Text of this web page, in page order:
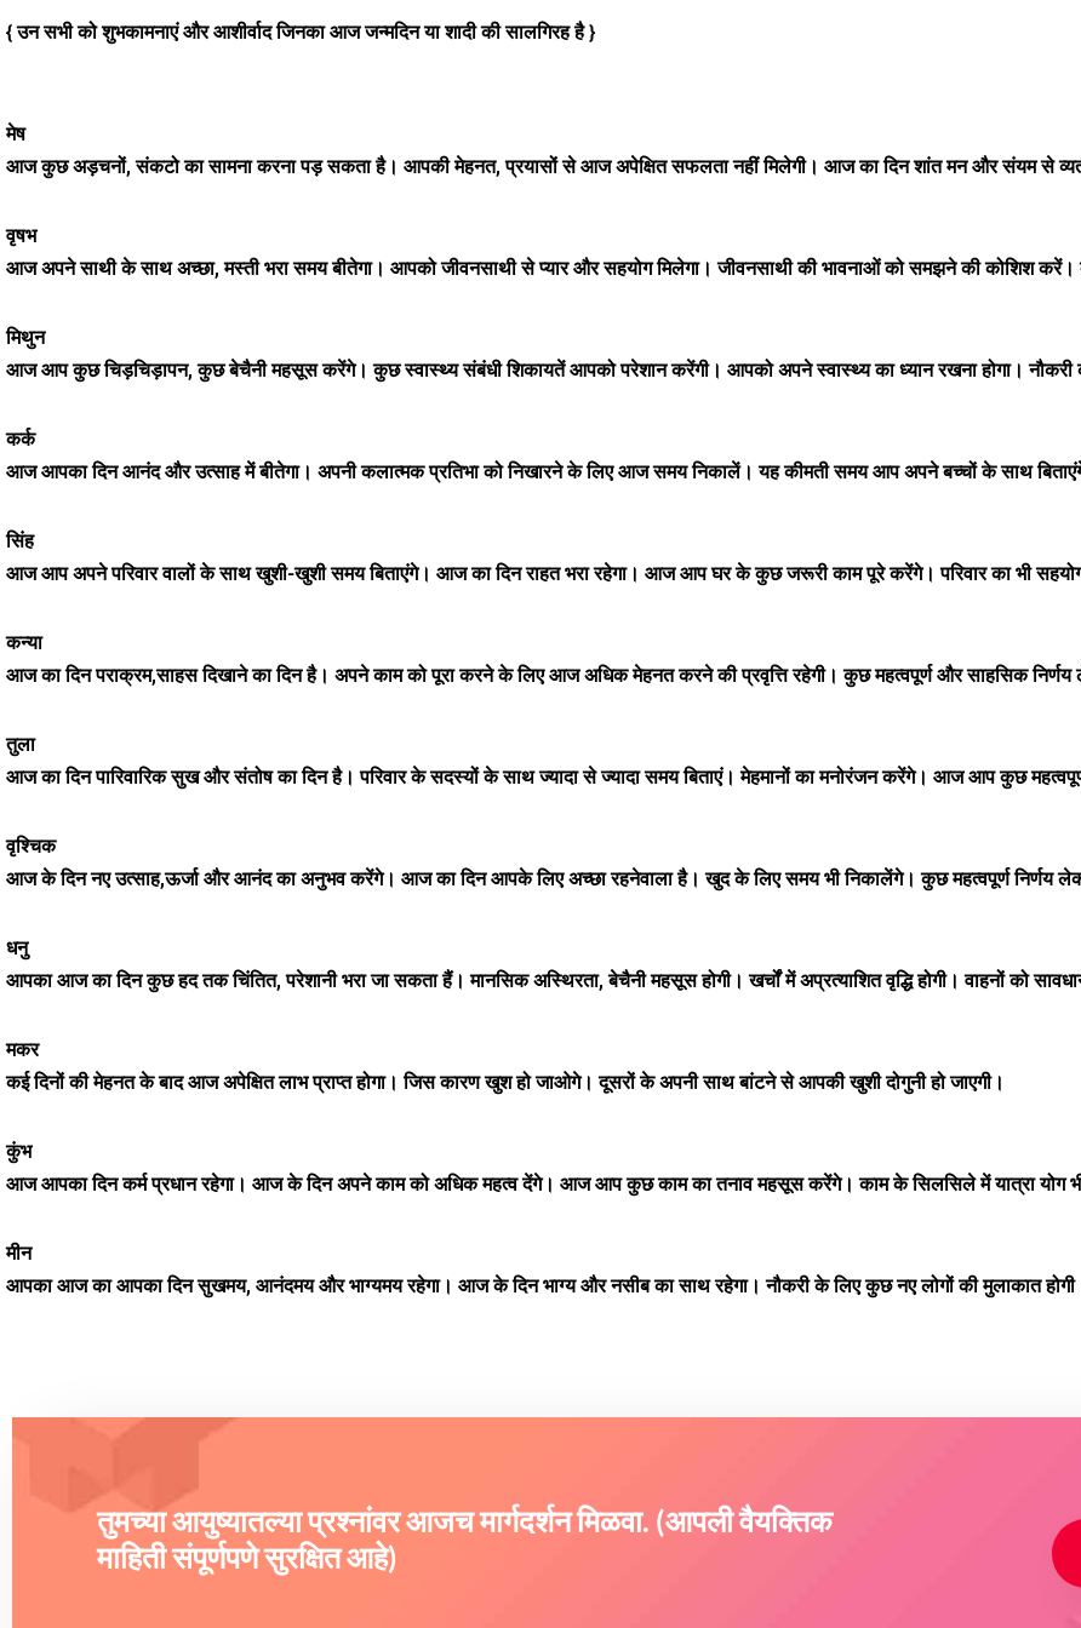
{ उन सभी को शुभकामनाएं और आशीर्वाद जिनका आज जन्मदिन या शादी की सालगिरह है }
मेष
आज कुछ अड़चनों, संकटो का सामना करना पड़ सकता है। आपकी मेहनत, प्रयासों से आज अपेक्षित सफलता नहीं मिलेगी। आज का दिन शांत मन और संयम से
वृषभ
आज अपने साथी के साथ अच्छा, मस्ती भरा समय बीतेगा। आपको जीवनसाथी से प्यार और सहयोग मिलेगा। जीवनसाथी की भावनाओं को समझने की कोशिश करें।
मिथुन
आज आप कुछ चिड़चिड़ापन, कुछ बेचैनी महसूस करेंगे। कुछ स्वास्थ्य संबंधी शिकायतें आपको परेशान करेंगी। आपको अपने स्वास्थ्य का ध्यान रखना होगा।
कर्क
आज आपका दिन आनंद और उत्साह में बीतेगा। अपनी कलात्मक प्रतिभा को निखारने के लिए आज समय निकालें। यह कीमती समय आप अपने बच्चों के साथ
सिंह
आज आप अपने परिवार वालों के साथ खुशी-खुशी समय बिताएंगे। आज का दिन राहत भरा रहेगा। आज आप घर के कुछ जरूरी काम पूरे करेंगे। परिवार का भी
कन्या
आज का दिन पराक्रम,साहस दिखाने का दिन है। अपने काम को पूरा करने के लिए आज अधिक मेहनत करने की प्रवृत्ति रहेगी। कुछ महत्वपूर्ण और साहसिक निर्णय
तुला
आज का दिन पारिवारिक सुख और संतोष का दिन है। परिवार के सदस्यों के साथ ज्यादा से ज्यादा समय बिताएं। मेहमानों का मनोरंजन करेंगे। आज आप कुछ
वृश्चिक
आज के दिन नए उत्साह,ऊर्जा और आनंद का अनुभव करेंगे। आज का दिन आपके लिए अच्छा रहनेवाला है। खुद के लिए समय भी निकालेंगे। कुछ महत्वपूर्ण निर्णय
धनु
आपका आज का दिन कुछ हद तक चिंतित, परेशानी भरा जा सकता हैं। मानसिक अस्थिरता, बेचैनी महसूस होगी। खर्चों में अप्रत्याशित वृद्धि होगी। वाहनों को
मकर
कई दिनों की मेहनत के बाद आज अपेक्षित लाभ प्राप्त होगा। जिस कारण खुश हो जाओगे। दूसरों के अपनी साथ बांटने से आपकी खुशी दोगुनी हो जाएगी।
कुंभ
आज आपका दिन कर्म प्रधान रहेगा। आज के दिन अपने काम को अधिक महत्व देंगे। आज आप कुछ काम का तनाव महसूस करेंगे। काम के सिलसिले में यात्रा योग
मीन
आपका आज का आपका दिन सुखमय, आनंदमय और भाग्यमय रहेगा। आज के दिन भाग्य और नसीब का साथ रहेगा। नौकरी के लिए कुछ नए लोगों की मुलाकात
तुमच्या आयुष्यातल्या प्रश्नांवर आजच मार्गदर्शन मिळवा. (आपली वैयक्तिक
माहिती संपूर्णपणे सुरक्षित आहे)